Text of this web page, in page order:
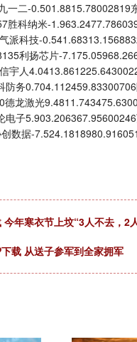
一二-
胜科纳米-
派科技-
利扬芯片-
宇人
防务
龙激光
电子
数据-
年寒衣节上坟“3人不去，2
载 从送子参军到全家拥军